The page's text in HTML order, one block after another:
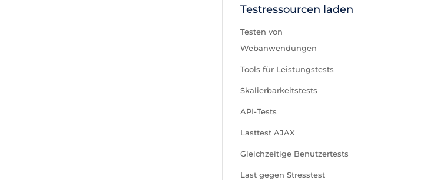
Testressourcen laden
Testen von
Webanwendungen
Tools für Leistungstests
Skalierbarkeitstests
API-Tests
Lasttest AJAX
Gleichzeitige Benutzertests
Last gegen Stresstest